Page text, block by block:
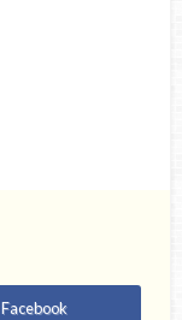
Facebook